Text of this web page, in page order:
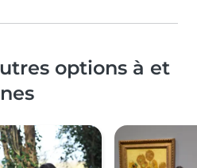
options à et